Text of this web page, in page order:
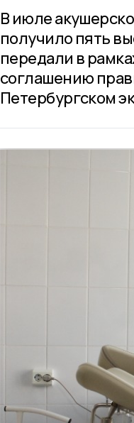
В июле
получило пять
передали в
соглашению
Петербургском